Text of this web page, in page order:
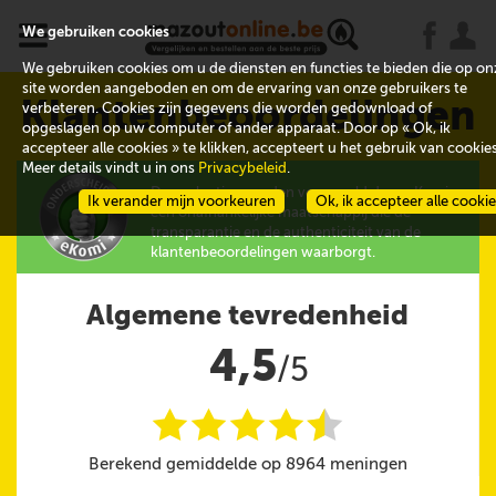
x
Klantenbeoordelingen
De evaluaties worden verzameld door eKomi,
een onafhankelijke maatschappij die de
transparantie en de authenticiteit van de
klantenbeoordelingen waarborgt.
Algemene tevredenheid
4,5/5
iiiii
@
Berekend gemiddelde op 8964 meningen
We gebruiken cookies
We gebruiken cookies om u de diensten en functies te bieden die op
site worden aangeboden en om de ervaring van onze gebruikers te
verbeteren. Cookies zijn gegevens die worden gedownload of
opgeslagen op uw computer of ander apparaat. Door op « Ok, ik
accepteer alle cookies » te klikken, accepteert u het gebruik van
Meer details vindt u in ons Privacybeleid .
Ok, ik accepteer alle
Ik verander mijn voorkeuren